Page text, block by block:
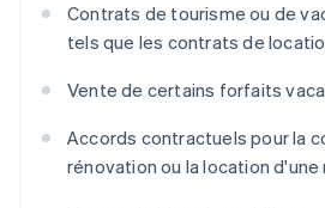
Contrats de tourisme ou de
tels que les contrats de
Vente de certains forfaits
Accords contractuels pour la
rénovation ou la location d'une